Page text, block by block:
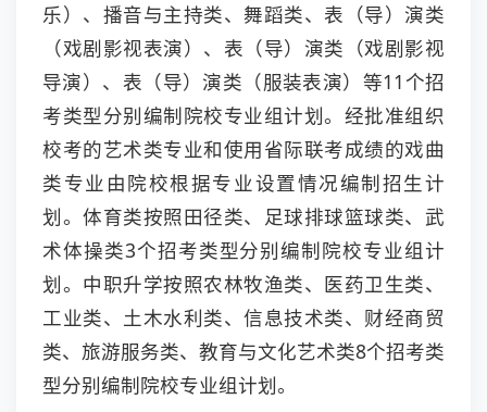
乐）、播音与主持类、舞蹈类、表（导）演类
（戏剧影视表演）、表（导）演类（戏剧影视
导演）、表（导）演类（服装表演）等11个招
考类型分别编制院校专业组计划。经批准组织
校考的艺术类专业和使用省际联考成绩的戏曲
类专业由院校根据专业设置情况编制招生计
划。体育类按照田径类、足球排球篮球类、武
术体操类3个招考类型分别编制院校专业组计
划。中职升学按照农林牧渔类、医药卫生类、
工业类、土木水利类、信息技术类、财经商贸
类、旅游服务类、教育与文化艺术类8个招考类
型分别编制院校专业组计划。